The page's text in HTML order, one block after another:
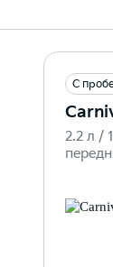
С
2.2 л /